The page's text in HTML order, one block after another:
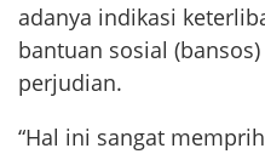
adanya indikasi
bantuan sosial
perjudian.
“Hal ini sangat